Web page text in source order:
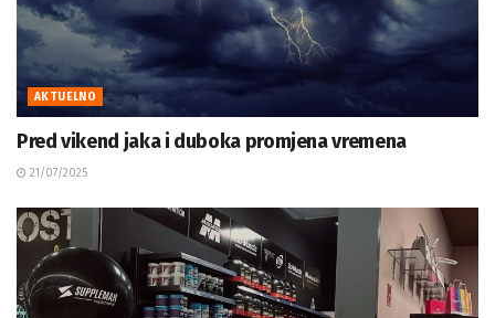
AKTUELNO
Pred vikend jaka i duboka promjena vremena
21/07/2025